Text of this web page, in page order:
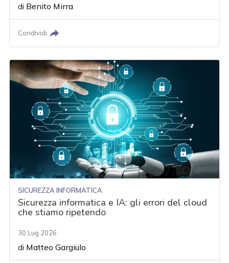
di Benito Mirra
Condividi
SICUREZZA INFORMATICA
Sicurezza informatica e IA: gli errori del cloud
che stiamo ripetendo
30 Lug 2026
di Matteo Gargiulo